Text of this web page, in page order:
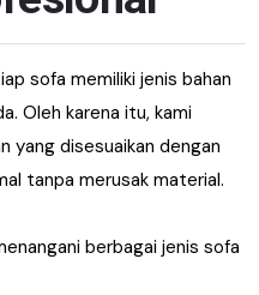
sofa memiliki jenis bahan
Oleh karena itu, kami
yang disesuaikan dengan
tanpa merusak material.
berbagai jenis sofa